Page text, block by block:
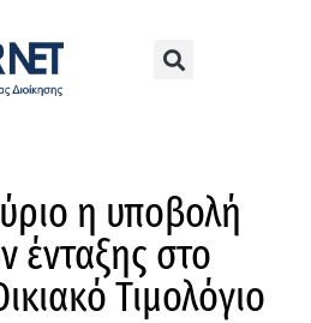
η υποβολή
ένταξης στο
Τιμολόγιο